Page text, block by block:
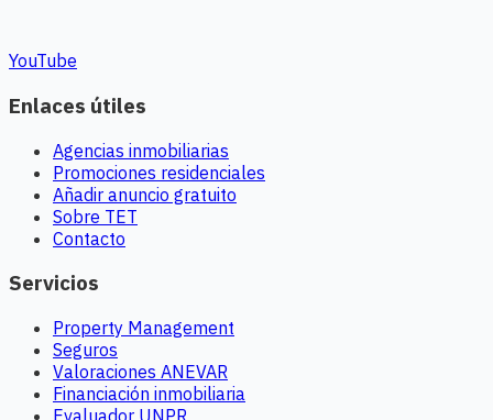
YouTube
Enlaces útiles
Agencias inmobiliarias
Promociones residenciales
Añadir anuncio gratuito
Sobre TET
Contacto
Servicios
Property Management
Seguros
Valoraciones ANEVAR
Financiación inmobiliaria